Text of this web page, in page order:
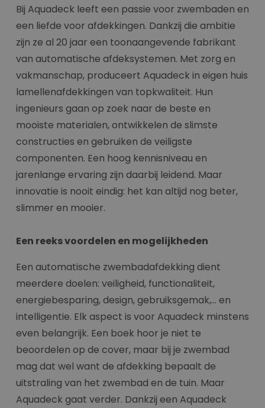
Bij Aquadeck leeft een passie voor zwembaden en
een liefde voor afdekkingen. Dankzij die ambitie
zijn ze al 20 jaar een toonaangevende fabrikant
van automatische afdeksystemen. Met zorg en
vakmanschap, produceert Aquadeck in eigen huis
lamellenafdekkingen van topkwaliteit. Hun
ingenieurs gaan op zoek naar de beste en
mooiste materialen, ontwikkelen de slimste
constructies en gebruiken de veiligste
componenten. Een hoog kennisniveau en
jarenlange ervaring zijn daarbij leidend. Maar
innovatie is nooit eindig: het kan altijd nog beter,
slimmer en mooier.
Een reeks voordelen en mogelijkheden
Een automatische zwembadafdekking dient
meerdere doelen: veiligheid, functionaliteit,
energiebesparing, design, gebruiksgemak,... en
intelligentie. Elk aspect is voor Aquadeck minstens
even belangrijk. Een boek hoor je niet te
beoordelen op de cover, maar bij je zwembad
mag dat wel want de afdekking bepaalt de
uitstraling van het zwembad en de tuin. Maar
Aquadeck gaat verder. Dankzij een Aquadeck